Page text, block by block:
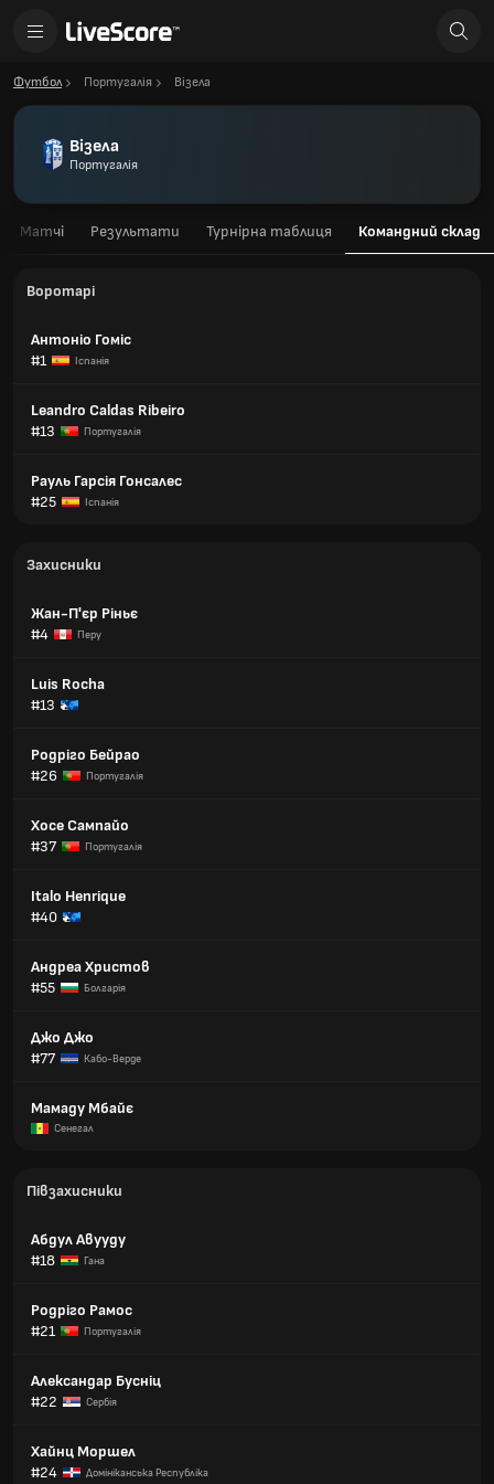
Футбол Португалія Візела
Візела
Португалія
Матчі Результати Турнірна таблиця Командний склад
Воротарі
Антоніо Гоміс
#1
Іспанія
Leandro Caldas Ribeiro
#13
Португалія
Рауль Гарсія Гонсалес
#25
Іспанія
Захисники
Жан-П'єр Ріньє
#4
Перу
Luis Rocha
#13
Родріго Бейрао
#26
Португалія
Хосе Сампайо
#37
Португалія
Italo Henrique
#40
Андреа Христов
#55
Болгарія
Джо Джо
#77
Кабо-Верде
Мамаду Мбайє
Сенегал
Півзахисники
Абдул Авууду
#18
Гана
Родріго Рамос
#21
Португалія
Александар Бусніц
#22
Сербія
Хайнц Моршел
#24
Домініканська Республіка